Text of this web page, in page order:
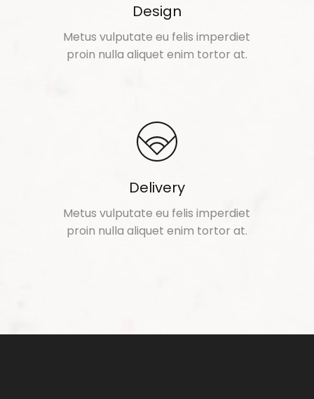
Design
Metus vulputate eu felis imperdiet
proin nulla aliquet enim tortor at.
Delivery
Metus vulputate eu felis imperdiet
proin nulla aliquet enim tortor at.